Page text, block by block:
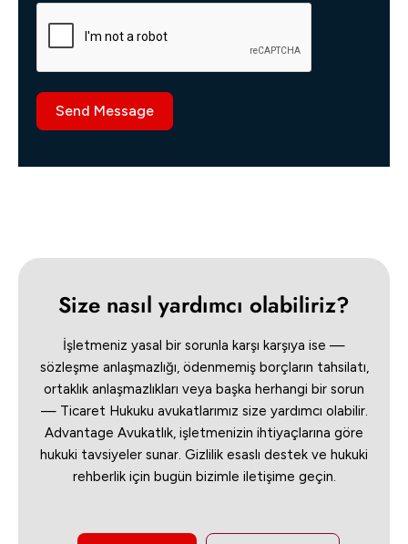
Send Message
Size nasıl yardımcı olabiliriz?
İşletmeniz yasal bir sorunla karşı karşıya ise —
sözleşme anlaşmazlığı, ödenmemiş borçların tahsilatı,
ortaklık anlaşmazlıkları veya başka herhangi bir sorun
— Ticaret Hukuku avukatlarımız size yardımcı olabilir.
Advantage Avukatlık, işletmenizin ihtiyaçlarına göre
hukuki tavsiyeler sunar. Gizlilik esaslı destek ve hukuki
rehberlik için bugün bizimle iletişime geçin.